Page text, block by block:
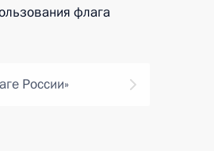
флага
России»